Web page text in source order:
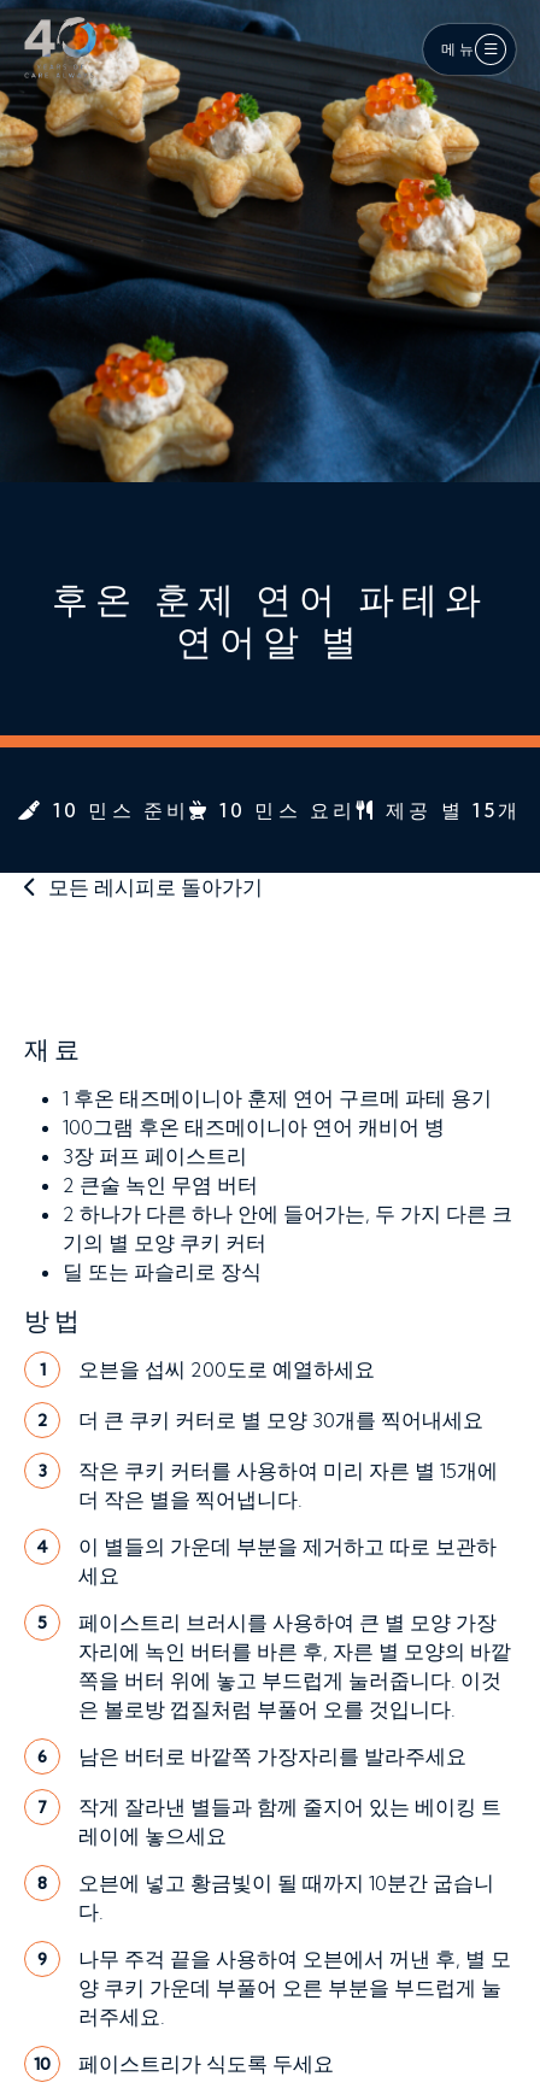
메인 콘텐츠로 건너뛰기
메뉴
후온 훈제 연어 파테와
연어알 별
10 민스 준비 10 민스 요리 제공 별 15개
모든 레시피로 돌아가기
재료
1 후온 태즈메이니아 훈제 연어 구르메 파테 용기
100그램 후온 태즈메이니아 연어 캐비어 병
3장 퍼프 페이스트리
2 큰술 녹인 무염 버터
2 하나가 다른 하나 안에 들어가는, 두 가지 다른 크
기의 별 모양 쿠키 커터
딜 또는 파슬리로 장식
방법
1 오븐을 섭씨 200도로 예열하세요
2 더 큰 쿠키 커터로 별 모양 30개를 찍어내세요
3
작은 쿠키 커터를 사용하여 미리 자른 별 15개에
더 작은 별을 찍어냅니다.
4
이 별들의 가운데 부분을 제거하고 따로 보관하
세요
5
페이스트리 브러시를 사용하여 큰 별 모양 가장
자리에 녹인 버터를 바른 후, 자른 별 모양의 바깥
쪽을 버터 위에 놓고 부드럽게 눌러줍니다. 이것
은 볼로방 껍질처럼 부풀어 오를 것입니다.
6 남은 버터로 바깥쪽 가장자리를 발라주세요
7
작게 잘라낸 별들과 함께 줄지어 있는 베이킹 트
레이에 놓으세요
8
오븐에 넣고 황금빛이 될 때까지 10분간 굽습니
다.
9
나무 주걱 끝을 사용하여 오븐에서 꺼낸 후, 별 모
양 쿠키 가운데 부풀어 오른 부분을 부드럽게 눌
러주세요.
10 페이스트리가 식도록 두세요